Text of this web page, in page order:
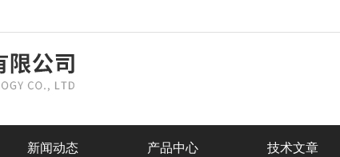
新闻动态 产品中心 技术文章